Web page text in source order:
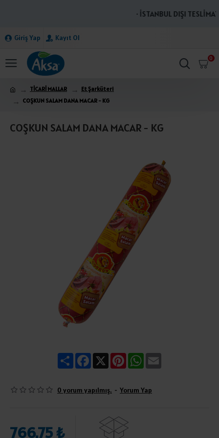
· İSTANBUL DIŞI
Giriş Yap Kayıt Ol
0
TİCARİ MALLAR
Et Şarküteri
COŞKUN SALAM DANA MACAR - KG
COŞKUN SALAM DANA MACAR - KG
ShareFacebook
X PinterestWhatsApp
0 yorum yapılmış. - Yorum Yap
766,75 ₺